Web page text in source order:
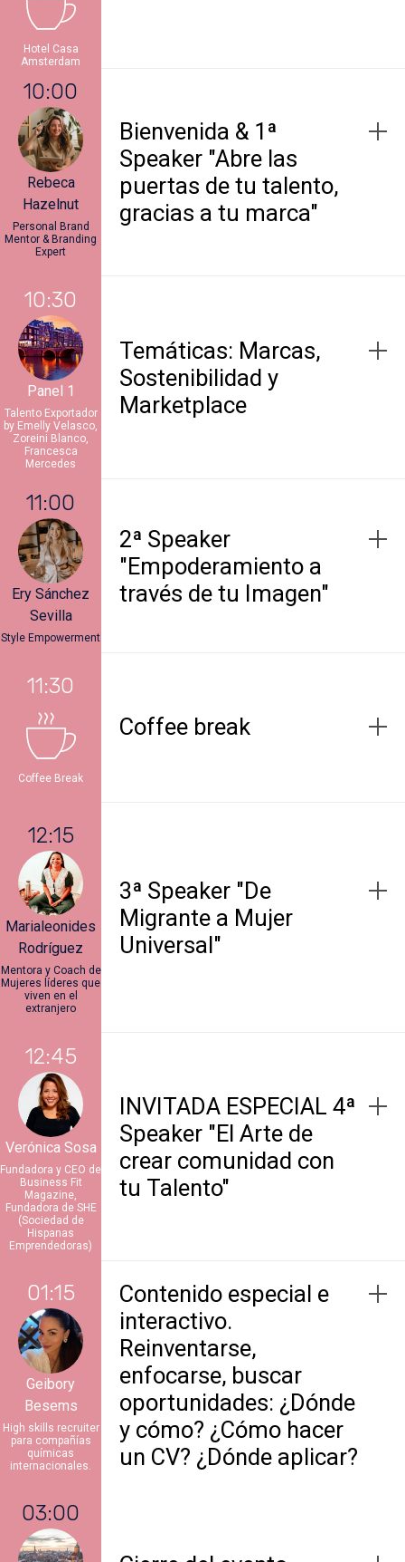
Hotel Casa
Amsterdam
10:00
Rebeca
Hazelnut
Personal Brand
Mentor & Branding
Expert
Bienvenida & 1ª
Speaker "Abre las
puertas de tu talento,
gracias a tu marca"
10:30
Panel 1
Talento Exportador
by Emelly Velasco,
Zoreini Blanco,
Francesca
Mercedes
Temáticas: Marcas,
Sostenibilidad y
Marketplace
11:00
Ery Sánchez
Sevilla
Style Empowerment
2ª Speaker
"Empoderamiento a
través de tu Imagen"
11:30
Coffee Break
Coffee break
12:15
Marialeonides
Rodríguez
Mentora y Coach de
Mujeres líderes que
viven en el
extranjero
3ª Speaker "De
Migrante a Mujer
Universal"
12:45
Verónica Sosa
Fundadora y CEO de
Business Fit
Magazine,
Fundadora de SHE
(Sociedad de
Hispanas
Emprendedoras)
INVITADA ESPECIAL 4ª
Speaker "El Arte de
crear comunidad con
tu Talento"
01:15
Geibory
Besems
High skills recruiter
para compañías
químicas
internacionales.
Contenido especial e
interactivo.
Reinventarse,
enfocarse, buscar
oportunidades: ¿Dónde
y cómo? ¿Cómo hacer
un CV? ¿Dónde aplicar?
03:00